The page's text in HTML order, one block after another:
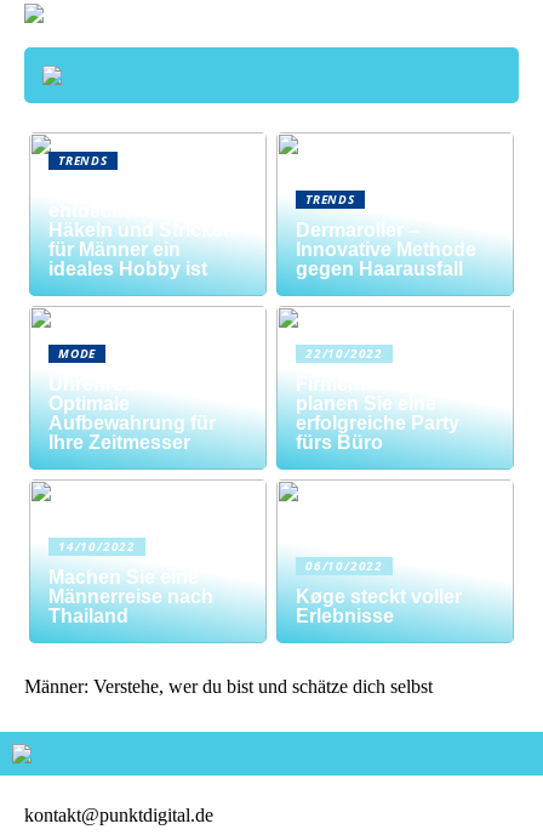
TRENDS
entdecken: Warum
Häkeln und Stricken
für Männer ein
ideales Hobby ist
TRENDS
Dermaroller –
Innovative Methode
gegen Haarausfall
MODE
Uhrenrolle: Die
Optimale
Aufbewahrung für
Ihre Zeitmesser
22/10/2022
Firmenfeier? So
planen Sie eine
erfolgreiche Party
fürs Büro
14/10/2022
Machen Sie eine
Männerreise nach
Thailand
06/10/2022
Køge steckt voller
Erlebnisse
Männer: Verstehe, wer du bist und schätze dich selbst
kontakt@punktdigital.de